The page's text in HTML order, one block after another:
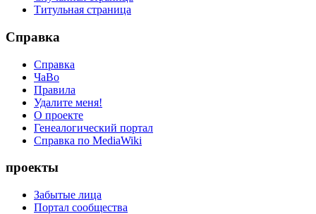
Титульная страница
Справка
Справка
ЧаВо
Правила
Удалите меня!
О проекте
Генеалогический портал
Справка по MediaWiki
проекты
Забытые лица
Портал сообщества